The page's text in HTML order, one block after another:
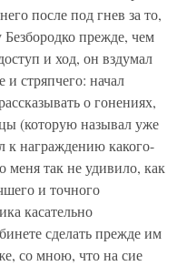
после под гнев за то,
Безбородко прежде, чем
и ход, он вздумал
и стряпчего: начал
о гонениях,
(которую называл уже
к награждению какого-
меня так не удивило, как
и точного
касательно
сделать прежде им
со мною, что на сие